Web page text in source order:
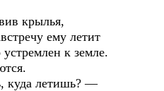
крылья,
ему летит
к земле.
куда летишь? —